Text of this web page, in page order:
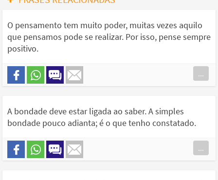
O pensamento tem muito poder, muitas vezes aquilo
que pensamos pode se realizar. Por isso, pense sempre
positivo.
...
A bondade deve estar ligada ao saber. A simples
bondade pouco adianta; é o que tenho constatado.
...